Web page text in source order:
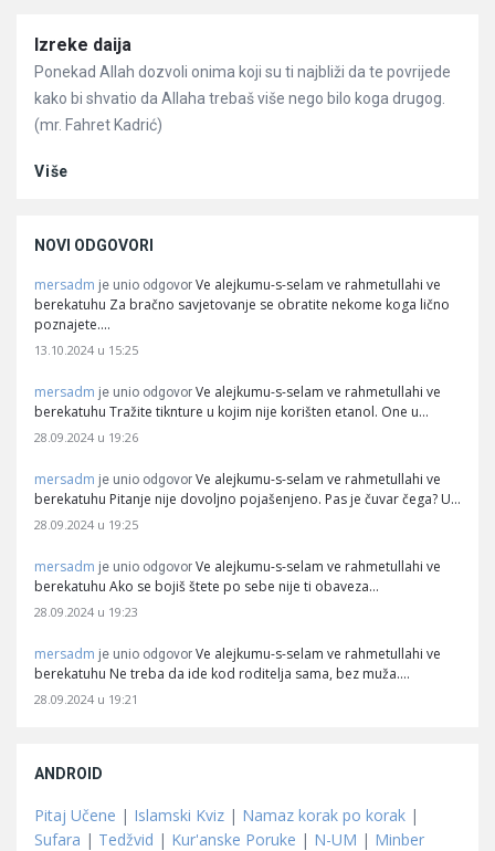
Članci
Izreke daija
Ponekad Allah dozvoli onima koji su ti najbliži da te povrijede
kako bi shvatio da Allaha trebaš više nego bilo koga drugog.
(mr. Fahret Kadrić)
Više
NOVI ODGOVORI
mersadm je unio odgovor Ve alejkumu-s-selam ve rahmetullahi ve
berekatuhu Za bračno savjetovanje se obratite nekome koga lično
poznajete.…
13.10.2024 u 15:25
mersadm je unio odgovor Ve alejkumu-s-selam ve rahmetullahi ve
berekatuhu Tražite tiknture u kojim nije korišten etanol. One u…
28.09.2024 u 19:26
mersadm je unio odgovor Ve alejkumu-s-selam ve rahmetullahi ve
berekatuhu Pitanje nije dovoljno pojašenjeno. Pas je čuvar čega? U…
28.09.2024 u 19:25
mersadm je unio odgovor Ve alejkumu-s-selam ve rahmetullahi ve
berekatuhu Ako se bojiš štete po sebe nije ti obaveza…
28.09.2024 u 19:23
mersadm je unio odgovor Ve alejkumu-s-selam ve rahmetullahi ve
berekatuhu Ne treba da ide kod roditelja sama, bez muža.…
28.09.2024 u 19:21
ANDROID
Pitaj Učene | Islamski Kviz | Namaz korak po korak |
Sufara | Tedžvid | Kur'anske Poruke | N-UM | Minber